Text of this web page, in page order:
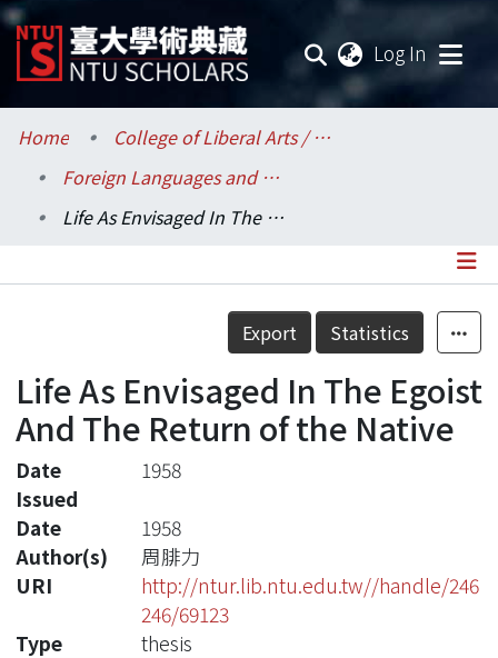
Log In
Communities & Collections
Research Outputs
Statistics
Home
College of Liberal Arts / 文學院
Foreign Languages and Literatures / 外國語文學系
Life As Envisaged In The Egoist And The Return of the Native
Details
Export Statistics
Life As Envisaged In The Egoist
And The Return of the Native
Date
Issued
1958
Date
1958
Author(s)
周腓力
URI
http://ntur.lib.ntu.edu.tw//handle/246
246/69123
Type
thesis